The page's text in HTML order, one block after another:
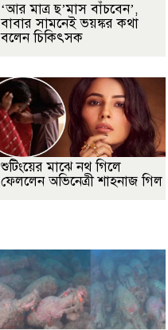
‘আর মাত্র ছ’মাস বাঁচবেন’,
বাবার সামনেই ভয়ঙ্কর কথা
বলেন চিকিৎসক
শুটিংয়ের মাঝে নথ গিলে
ফেললেন অভিনেত্রী শাহনাজ গিল